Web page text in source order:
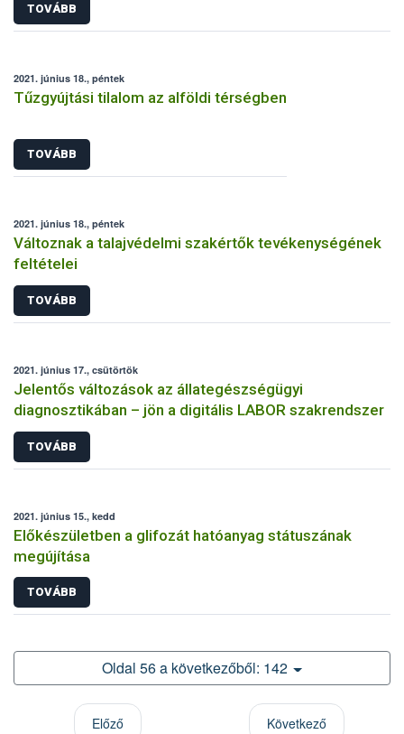
TOVÁBB
2021. június 18., péntek
Tűzgyújtási tilalom az alföldi térségben
TOVÁBB
2021. június 18., péntek
Változnak a talajvédelmi szakértők tevékenységének
feltételei
TOVÁBB
2021. június 17., csütörtök
Jelentős változások az állategészségügyi
diagnosztikában – jön a digitális LABOR szakrendszer
TOVÁBB
2021. június 15., kedd
Előkészületben a glifozát hatóanyag státuszának
megújítása
TOVÁBB
Oldal 56 a következőből: 142
Előző
Következő